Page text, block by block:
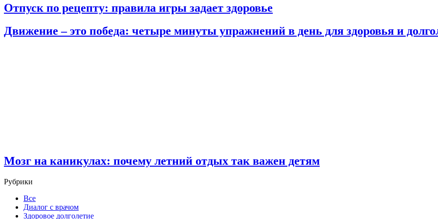
Отпуск по рецепту: правила игры задает здоровье
Движение – это победа: четыре минуты упражнений в день для здоровья и
Мозг на каникулах: почему летний отдых так важен детям
Рубрики
Все
Диалог с врачом
Здоровое долголетие